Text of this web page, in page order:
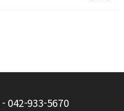
- 042-933-5670